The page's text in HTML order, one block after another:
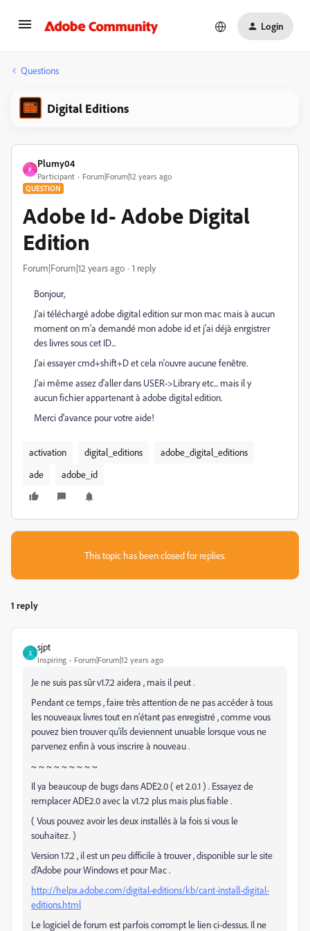
Login
Questions
Digital Editions
P
Plumy04
Participant Forum|Forum|12 years ago
QUESTION
Adobe Id- Adobe Digital
Edition
Forum|Forum|12 years ago 1 reply
Bonjour,
J'ai téléchargé adobe digital edition sur mon mac mais à aucun
moment on m'a demandé mon adobe id et j'ai déjà enrgistrer
des livres sous cet ID...
J'ai essayer cmd+shift+D et cela n'ouvre aucune fenêtre.
J'ai même assez d'aller dans USER->Library etc... mais il y
aucun fichier appartenant à adobe digital edition.
Merci d'avance pour votre aide!
activation digital_editions
adobe_digital_editions
ade
adobe_id
This topic has been closed for replies.
1 reply
S
sjpt
Inspiring Forum|Forum|12 years ago
Je ne suis pas sûr v1.7.2 aidera , mais il peut .
Pendant ce temps , faire très attention de ne pas accéder à tous
les nouveaux livres tout en n'étant pas enregistré , comme vous
pouvez bien trouver qu'ils deviennent unuable lorsque vous ne
parvenez enfin à vous inscrire à nouveau .
~ ~ ~ ~ ~ ~ ~ ~ ~
Il ya beaucoup de bugs dans ADE2.0 ( et 2.0.1 ) . Essayez de
remplacer ADE2.0 avec la v1.7.2 plus mais plus fiable .
( Vous pouvez avoir les deux installés à la fois si vous le
souhaitez. )
Version 1.7.2 , il est un peu difficile à trouver , disponible sur le site
d'Adobe pour Windows et pour Mac .
http://helpx.adobe.com/digital-editions/kb/cant-install-digital-
editions.html
Le logiciel de forum est parfois corrompt le lien ci-dessus. Il ne